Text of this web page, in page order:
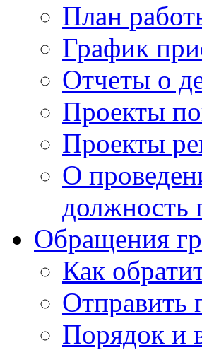
План
График
Отчеты о
Проекты
Проекты
О
должность
Обращения
Как
Отправить
Порядок и